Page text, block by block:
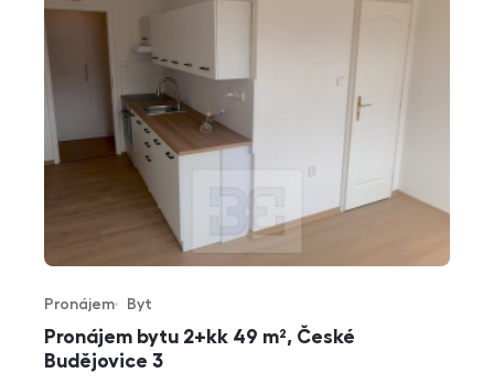
Pronájem bytu 2+kk 49 m², České
Budějovice 3
Typ nabídky
Pronájem
Typ nemovitosti
Byt